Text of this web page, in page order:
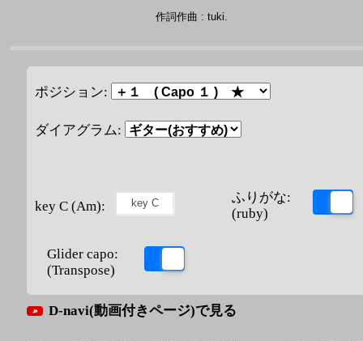
作詞作曲 : tuki.
ポジション:
ダイアグラム:
key C (Am):
ふりがな:
(ruby)
Glider capo:
(Transpose)
D-navi(動画付きページ)で見る